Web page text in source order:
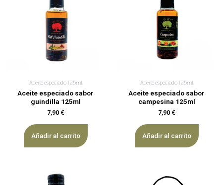
Aceite especiado 125ml
Aceite especiado sabor
guindilla 125ml
7,90 €
Añadir al carrito
Aceite especiado 125ml
Aceite especiado sabor
campesina 125ml
7,90 €
Añadir al carrito